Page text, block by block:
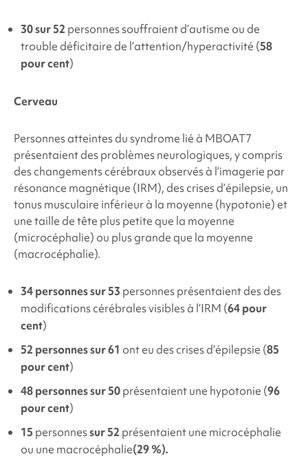
30 sur52 personnes souffraientd’autisme ou de
trouble déficitaire de l’attention/hyperactivité (58
pour cent)
Cerveau
Personnes atteintes dusyndrome lié à MBOAT7
présentaient des problèmes neurologiques,y compris
des changements cérébraux observés à l’imagerie par
résonance magnétique (IRM), des crises d’épilepsie, un
tonus musculaire inférieur à la moyenne (hypotonie) et
une taille de tête plus petite que la moyenne
(microcéphalie) ou plus grande que la moyenne
(macrocéphalie).
34 personnes sur 53 personnes présentaient desdes
modifications cérébrales visibles à l’IRM (64 pour
cent)
52 personnes sur 61 ont eu des crises d’épilepsie (85
pour cent)
48 personnes sur 50présentaient une hypotonie (96
pour cent)
15 personnessur 52 présentaient une microcéphalie
ou une macrocéphalie(29 %).